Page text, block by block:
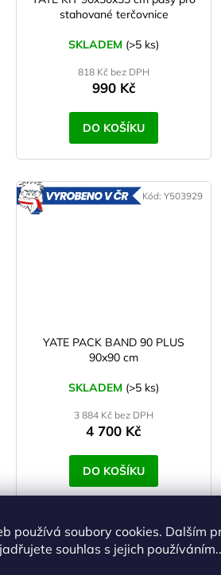
používá soubory cookies. Dalším
souhlas s jejich
stahované terčovnice
SKLADEM (>5 ks)
818 Kč bez DPH
990 Kč
DO KOŠÍKU
YATE PACK BAND 90 PLUS
90x90 cm
SKLADEM (>5 ks)
3 884 Kč bez DPH
4 700 Kč
DO KOŠÍKU
Kód:Y503929
NOVINKA
Kód: Y504521